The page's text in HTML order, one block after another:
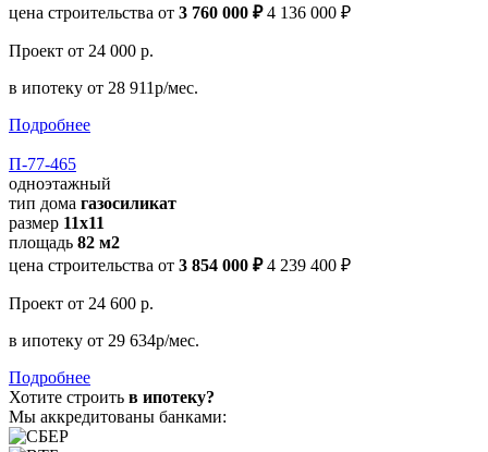
цена строительства от 3 760 000 ₽ 4 136 000 ₽
Проект от 24 000 р.
в ипотеку от 28 911р/мес.
Подробнее
П-77-465
одноэтажный
тип дома газосиликат
размер 11х11
площадь 82 м2
цена строительства от 3 854 000 ₽ 4 239 400 ₽
Проект от 24 600 р.
в ипотеку от 29 634р/мес.
Подробнее
Хотите строить в ипотеку?
Мы аккредитованы банками: